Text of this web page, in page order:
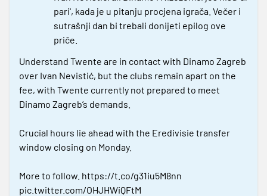
pari', kada je u pitanju procjena igrača. Večer i
sutrašnji dan bi trebali donijeti epilog ove
priče.
Understand Twente are in contact with Dinamo Zagreb
over Ivan Nevistić, but the clubs remain apart on the
fee, with Twente currently not prepared to meet
Dinamo Zagreb’s demands.
Crucial hours lie ahead with the Eredivisie transfer
window closing on Monday.
More to follow. https://t.co/g31iu5M8nn
pic.twitter.com/OHJHWiQFtM